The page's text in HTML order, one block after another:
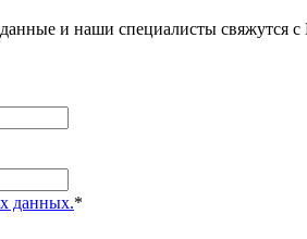
и наши специалисты свяжутся
данных.*